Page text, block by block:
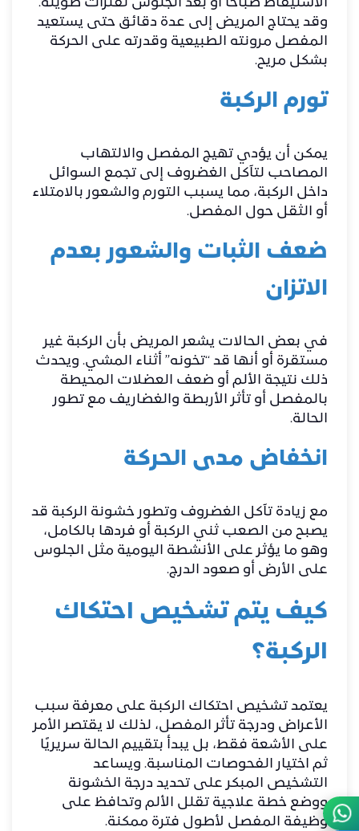
الاستيقاظ صباحًا أو بعد الجلوس لفترات طويلة.
وقد يحتاج المريض إلى عدة دقائق حتى يستعيد
المفصل مرونته الطبيعية وقدرته على الحركة
بشكل مريح.
تورم الركبة
يمكن أن يؤدي تهيج المفصل والالتهاب
المصاحب لتآكل الغضروف إلى تجمع السوائل
داخل الركبة، مما يسبب التورم والشعور بالامتلاء
أو الثقل حول المفصل.
ضعف الثبات والشعور بعدم
الاتزان
في بعض الحالات يشعر المريض بأن الركبة غير
مستقرة أو أنها قد “تخونه” أثناء المشي. ويحدث
ذلك نتيجة الألم أو ضعف العضلات المحيطة
بالمفصل أو تأثر الأربطة والغضاريف مع تطور
الحالة.
انخفاض مدى الحركة
مع زيادة تآكل الغضروف وتطور خشونة الركبة قد
يصبح من الصعب ثني الركبة أو فردها بالكامل،
وهو ما يؤثر على الأنشطة اليومية مثل الجلوس
على الأرض أو صعود الدرج.
كيف يتم تشخيص احتكاك
الركبة؟
يعتمد تشخيص احتكاك الركبة على معرفة سبب
الأعراض ودرجة تأثر المفصل، لذلك لا يقتصر الأمر
على الأشعة فقط، بل يبدأ بتقييم الحالة سريريًا
ثم اختيار الفحوصات المناسبة. ويساعد
التشخيص المبكر على تحديد درجة الخشونة
ووضع خطة علاجية تقلل الألم وتحافظ على
وظيفة المفصل لأطول فترة ممكنة.